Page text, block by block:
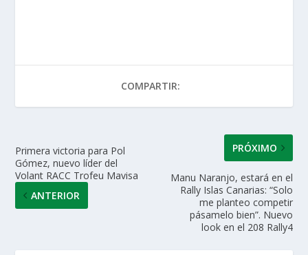
A
p
o
k
dI
n
ar
r
COMPARTIR:
Primera victoria para Pol
Gómez, nuevo líder del
Volant RACC Trofeu Mavisa
ANTERIOR
PRÓXIMO
Manu Naranjo, estará en el
Rally Islas Canarias: “Solo
me planteo competir
pásamelo bien”. Nuevo
look en el 208 Rally4